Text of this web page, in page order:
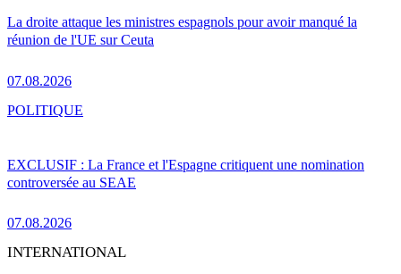
La droite attaque les ministres espagnols pour avoir manqué la
réunion de l'UE sur Ceuta
07.08.2026
EXCLUSIF : La France et l'Espagne critiquent une nomination
controversée au SEAE
07.08.2026
POLITIQUE
INTERNATIONAL